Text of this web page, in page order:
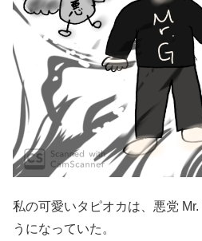
私の可愛いタピオカは、悪党
うになっていた。